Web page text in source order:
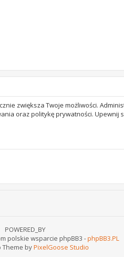
zwiększa Twoje możliwości.
oraz politykę prywatności. Upewnij
POWERED_BY
polskie wsparcie phpBB3 -phpBB3.PL
Theme byPixelGoose Studio